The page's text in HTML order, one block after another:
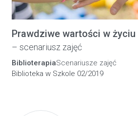
Prawdziwe wartości w życiu
– scenariusz zajęć
BiblioterapiaScenariusze zajęć
Biblioteka w Szkole 02/2019